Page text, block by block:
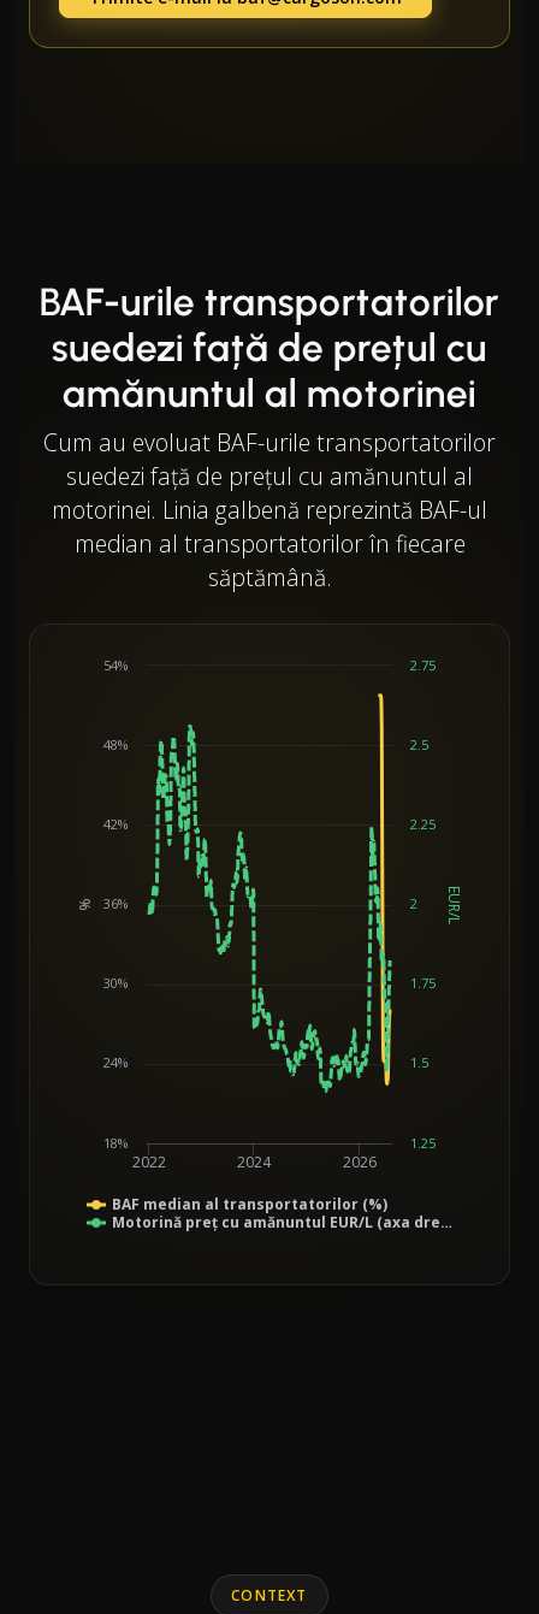
BAF-urile transportatorilor
suedezi față de prețul cu
amănuntul al motorinei
Cum au evoluat BAF-urile transportatorilor
suedezi față de prețul cu amănuntul al
motorinei. Linia galbenă reprezintă BAF-ul
median al transportatorilor în fiecare
săptămână.
Line chart with 2 lines.
% EUR/L
BAF median al transportatorilor (%)
Motorină preț cu amănuntul EUR/L (axa dre…
2022 2024 2026
18%
24%
30%
36%
42%
48%
54%
1.25
1.5
1.75
2
2.25
2.5
2.75
CONTEXT